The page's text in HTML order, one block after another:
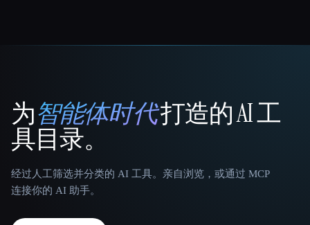
That AI Collection
为智能体时代打造的 AI 工
具目录。
经过人工筛选并分类的 AI 工具。亲自浏览，或通过 MCP
连接你的 AI 助手。